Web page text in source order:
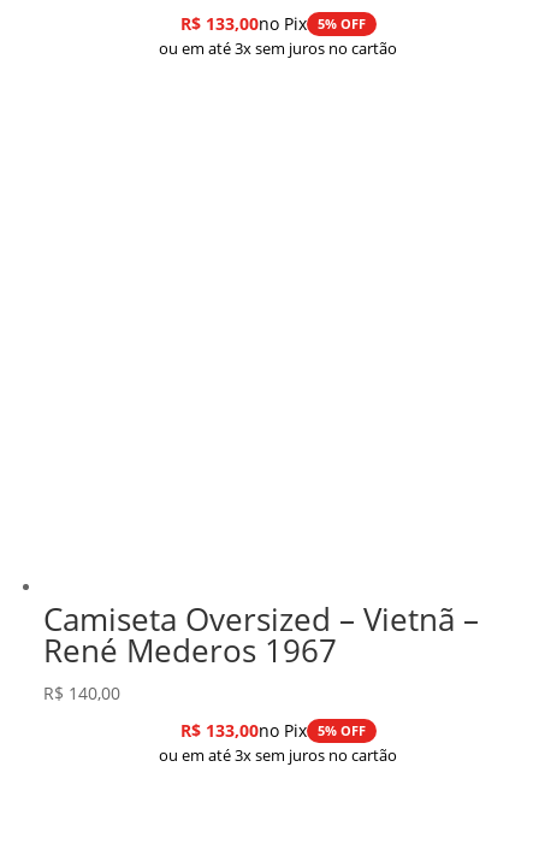
R$133,00no Pix 5% OFF
ou em até 3x sem juros no cartão
Camiseta Oversized – Vietnã –
René Mederos 1967
R$ 140,00
R$133,00no Pix 5% OFF
ou em até 3x sem juros no cartão